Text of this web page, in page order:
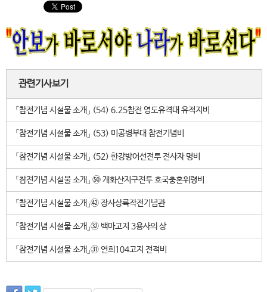
관련기사보기
「참전기념 시설물 소개」 (54) 6.25참전 영도유격대 유적지비
「참전기념 시설물 소개」 (53) 미공병부대 참전기념비
「참전기념 시설물 소개」 (52) 한강방어선전투 전사자 명비
「참전기념 시설물 소개」 ㊿ 개화산지구전투 호국충혼위령비
「참전기념 시설물 소개」㊷ 장사상륙작전기념관
「참전기념 시설물 소개」㉜ 백마고지 3용사의 상
「참전기념 시설물 소개」㉛ 연희104고지 전적비